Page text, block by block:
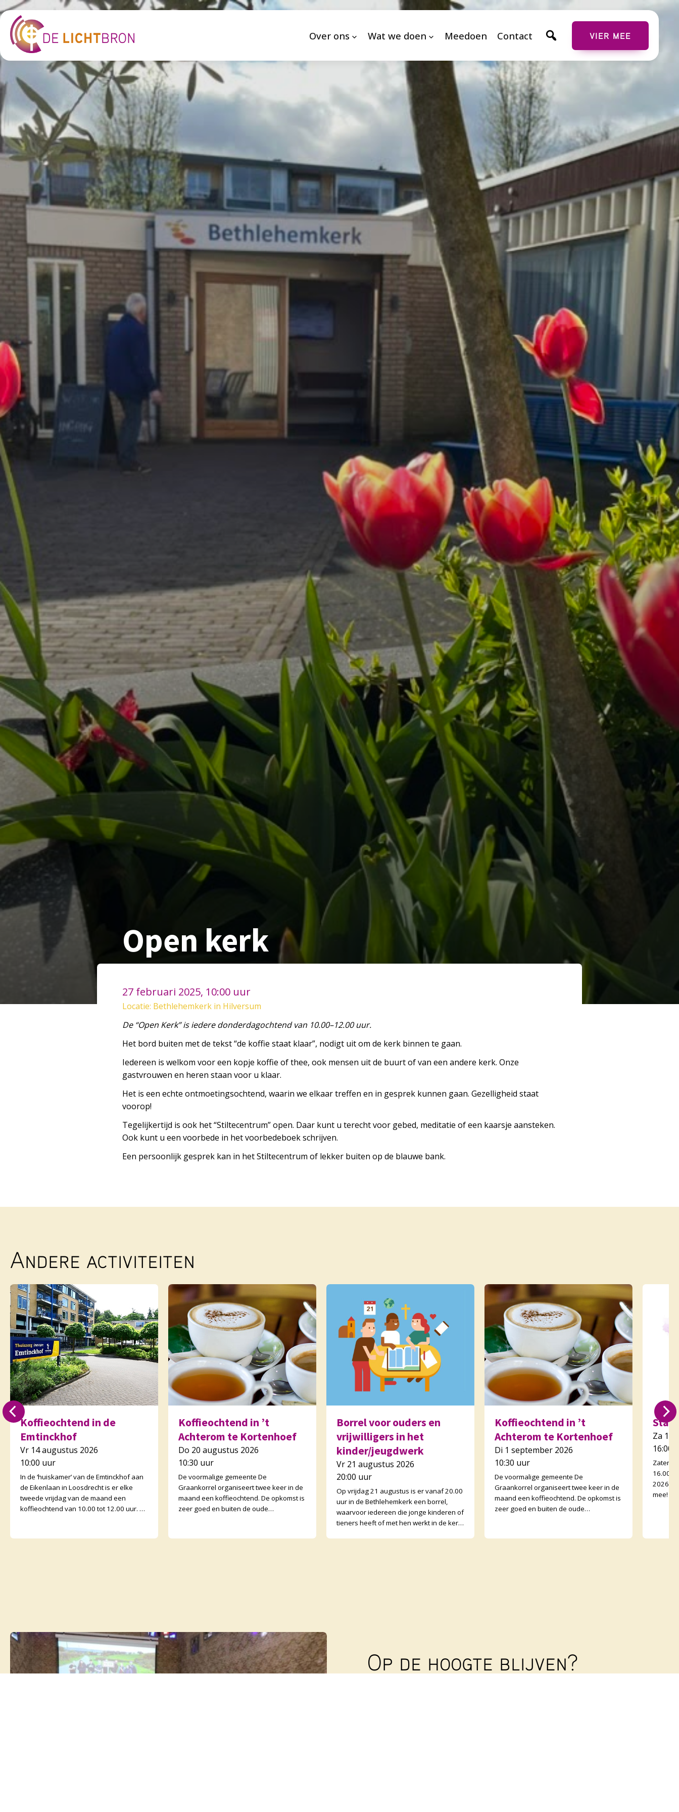
Over ons Wat we doen Meedoen Contact VIER MEE
Open kerk
27 februari 2025, 10:00 uur
Locatie: Bethlehemkerk in Hilversum
De “Open Kerk” is iedere donderdagochtend van 10.00–12.00 uur.
Het bord buiten met de tekst “de koffie staat klaar”, nodigt uit om de kerk binnen te gaan.
Iedereen is welkom voor een kopje koffie of thee, ook mensen uit de buurt of van een andere kerk. Onze
gastvrouwen en heren staan voor u klaar.
Het is een echte ontmoetingsochtend, waarin we elkaar treffen en in gesprek kunnen gaan. Gezelligheid staat
voorop!
Tegelijkertijd is ook het “Stiltecentrum”open. Daar kunt u terecht voor gebed, meditatie of een kaarsje aansteken.
Ook kunt u een voorbede in het voorbedeboek schrijven.
Een persoonlijk gesprek kan in het Stiltecentrum of lekker buiten op de blauwe bank.
Andere activiteiten
Koffieochtend in de
Emtinckhof
Vr 14 augustus 2026
10:00 uur
In de ‘huiskamer’ van de Emtinckhof aan
de Eikenlaan in Loosdrecht is er elke
tweede vrijdag van de maand een
koffieochtend van 10.00 tot 12.00 uur. U
Koffieochtend in ’t
Achterom te Kortenhoef
Do 20 augustus 2026
10:30 uur
De voormalige gemeente De
Graankorrel organiseert twee keer in de
maand een koffieochtend. De opkomst is
zeer goed en buiten de oude
Borrel voor ouders en
vrijwilligers in het
kinder/jeugdwerk
Vr 21 augustus 2026
20:00 uur
Op vrijdag 21 augustus is er vanaf 20.00
uur in de Bethlehemkerk een borrel,
waarvoor iedereen die jonge kinderen of
tieners heeft of met hen werkt in de kerk
Koffieochtend in ’t
Achterom te Kortenhoef
Di 1 september 2026
10:30 uur
De voormalige gemeente De
Graankorrel organiseert twee keer in de
maand een koffieochtend. De opkomst is
zeer goed en buiten de oude
Za 12
16:00
16.00
2026-
mee! –
Op de hoogte blijven?